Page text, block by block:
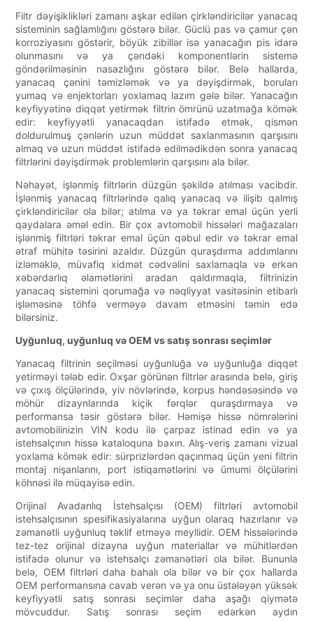
Filtr dəyişiklikləri zamanı aşkar edilən çirkləndiricilər yanacaq
sisteminin sağlamlığını göstərə bilər. Güclü pas və çamur çən
korroziyasını göstərir, böyük zibillər isə yanacağın pis idarə
olunmasını və ya çəndəki komponentlərin sistemə
göndərilməsinin nasazlığını göstərə bilər. Belə hallarda,
yanacaq çənini təmizləmək və ya dəyişdirmək, boruları
yumaq və enjektorları yoxlamaq lazım gələ bilər. Yanacağın
keyfiyyətinə diqqət yetirmək filtrin ömrünü uzatmağa kömək
edir: keyfiyyətli yanacaqdan istifadə etmək, qismən
doldurulmuş çənlərin uzun müddət saxlanmasının qarşısını
almaq və uzun müddət istifadə edilmədikdən sonra yanacaq
filtrlərini dəyişdirmək problemlərin qarşısını ala bilər.
Nəhayət, işlənmiş filtrlərin düzgün şəkildə atılması vacibdir.
İşlənmiş yanacaq filtrlərində qalıq yanacaq və ilişib qalmış
çirkləndiricilər ola bilər; atılma və ya təkrar emal üçün yerli
qaydalara əməl edin. Bir çox avtomobil hissələri mağazaları
işlənmiş filtrləri təkrar emal üçün qəbul edir və təkrar emal
ətraf mühitə təsirini azaldır. Düzgün quraşdırma addımlarını
izləməklə, müvafiq xidmət cədvəlini saxlamaqla və erkən
xəbərdarlıq əlamətlərini aradan qaldırmaqla, filtrinizin
yanacaq sistemini qorumağa və nəqliyyat vasitəsinin etibarlı
işləməsinə töhfə verməyə davam etməsini təmin edə
bilərsiniz.
Uyğunluq, uyğunluq və OEM vs satış sonrası seçimlər
Yanacaq filtrinin seçilməsi uyğunluğa və uyğunluğa diqqət
yetirməyi tələb edir. Oxşar görünən filtrlər arasında belə, giriş
və çıxış ölçülərində, yiv növlərində, korpus həndəsəsində və
möhür dizaynlarında kiçik fərqlər quraşdırmaya və
performansa təsir göstərə bilər. Həmişə hissə nömrələrini
avtomobilinizin VIN kodu ilə çarpaz istinad edin və ya
istehsalçının hissə kataloquna baxın. Alış-veriş zamanı vizual
yoxlama kömək edir: sürprizlərdən qaçınmaq üçün yeni filtrin
montaj nişanlarını, port istiqamətlərini və ümumi ölçülərini
köhnəsi ilə müqayisə edin.
Orijinal Avadanlıq İstehsalçısı (OEM) filtrləri avtomobil
istehsalçısının spesifikasiyalarına uyğun olaraq hazırlanır və
zəmanətli uyğunluq təklif etməyə meyllidir. OEM hissələrində
tez-tez orijinal dizayna uyğun materiallar və mühitlərdən
istifadə olunur və istehsalçı zəmanətləri ola bilər. Bununla
belə, OEM filtrləri daha bahalı ola bilər və bir çox hallarda
OEM performansına cavab verən və ya onu üstələyən yüksək
keyfiyyətli satış sonrası seçimlər daha aşağı qiymətə
mövcuddur. Satış sonrası seçim edərkən aydın